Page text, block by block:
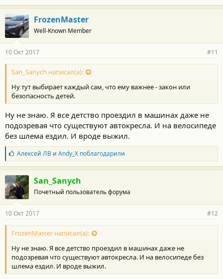
FrozenMaster
Well-Known Member
10 Окт 2017 #11
San_Sanych написал(а):
Ну тут выбирает каждый сам, что ему важнее - закон или
безопасность детей.
Ну не знаю. Я все детство проездил в машинах даже не
подозревая что существуют автокресла. И на велосипеде
без шлема ездил. И вроде выжил.
Б
л
а
г
о
а
н
о
с
и
:
Алексей ЛВи Andy_Xпоблагодарили
San_Sanych
Почетный пользователь форума
10 Окт 2017 #12
FrozenMaster написал(а):
Ну не знаю. Я все детство проездил в машинах даже не
подозревая что существуют автокресла. И на велосипеде без
шлема ездил. И вроде выжил.